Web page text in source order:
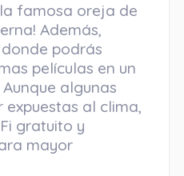
famosa oreja de
Además,
podrás
películas en un
algunas
al clima,
gratuito y
mayor